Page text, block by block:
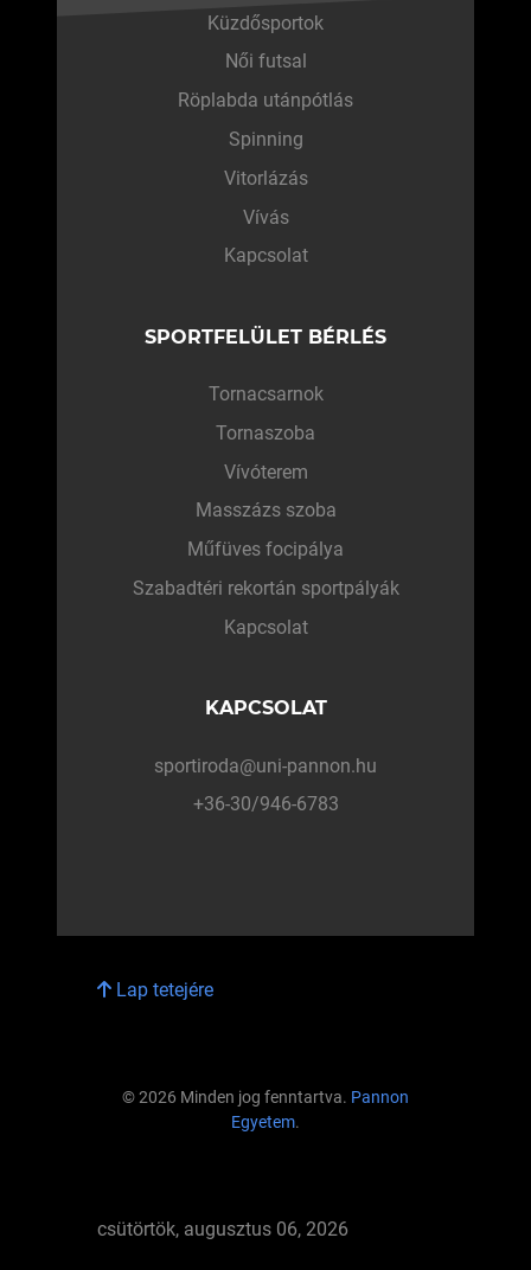
Küzdősportok
Női futsal
Röplabda utánpótlás
Spinning
Vitorlázás
Vívás
Kapcsolat
SPORTFELÜLET BÉRLÉS
Tornacsarnok
Tornaszoba
Vívóterem
Masszázs szoba
Műfüves focipálya
Szabadtéri rekortán sportpályák
Kapcsolat
KAPCSOLAT
sportiroda@uni-pannon.hu
+36-30/946-6783
Lap tetejére
© 2026 Minden jog fenntartva. Pannon
Egyetem.
csütörtök, augusztus 06, 2026